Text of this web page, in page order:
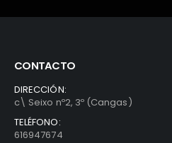
CONTACTO
DIRECCIÓN:
c\ Seixo nº2, 3º (Cangas)
TELÉFONO:
616947674